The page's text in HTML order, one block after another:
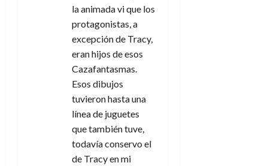
la animada vi que los
protagonistas, a
excepción de Tracy,
eran hijos de esos
Cazafantasmas.
Esos dibujos
tuvieron hasta una
línea de juguetes
que también tuve,
todavía conservo el
de Tracy en mi